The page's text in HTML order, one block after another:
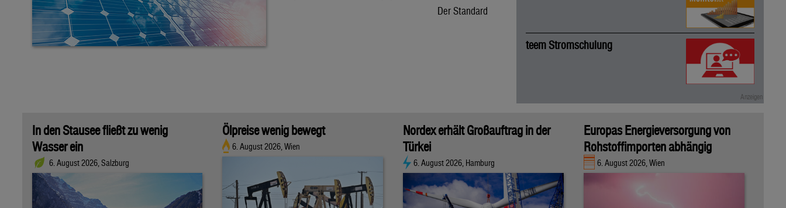
Der Standard
teem Stromschulung
In den Stausee fließt zu wenig
Wasser ein
6. August 2026, Salzburg
Ölpreise wenig bewegt
6. August 2026, Wien
Nordex erhält Großauftrag in der
Türkei
6. August 2026, Hamburg
Europas Energieversorgung von
Rohstoffimporten abhängig
6. August 2026, Wien